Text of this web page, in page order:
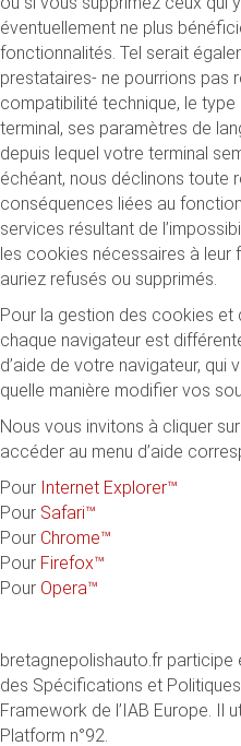
éventuellement ne plus
fonctionnalités. Tel serait
prestataires- ne pourrions pas
compatibilité technique, le
terminal, ses paramètres de
depuis lequel votre terminal
échéant, nous déclinons toute
conséquences liées au
services résultant de
les cookies nécessaires à
auriez refusés ou supprimés.
Pour la gestion des cookies
chaque navigateur est
d’aide de votre navigateur, qui
quelle manière modifier vos
Nous vous invitons à cliquer
accéder au menu d’aide
Pour Internet Explorer™
Pour Safari™
Pour Chrome™
Pour Firefox™
Pour Opera™
bretagnepolishauto.fr participe
des Spécifications et
Framework de l’IAB Europe. Il
Platform n°92.